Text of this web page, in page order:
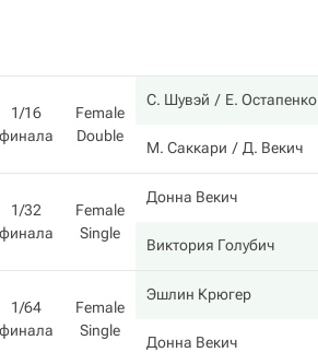
1/16
финала
Female
Double
С. Шувэй Е. Остапенко
М. Саккари Д. Векич
1/32
финала
Female
Single
Донна Векич
Виктория Голубич
1/64
финала
Female
Single
Эшлин Крюгер
Донна Векич